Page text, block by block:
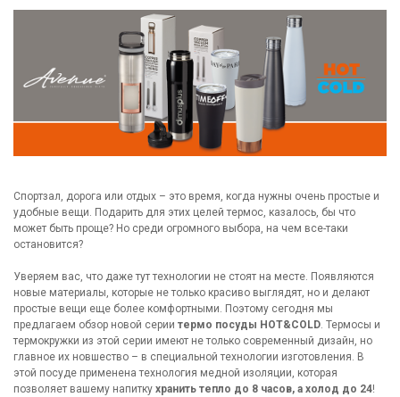
Спортзал, дорога или отдых – это время, когда нужны очень простые и
удобные вещи. Подарить для этих целей термос, казалось, бы что
может быть проще? Но среди огромного выбора, на чем все-таки
остановится?
Уверяем вас, что даже тут технологии не стоят на месте. Появляются
новые материалы, которые не только красиво выглядят, но и делают
простые вещи еще более комфортными. Поэтому сегодня мы
предлагаем обзор новой серии термо посуды HOT&COLD . Термосы и
термокружки из этой серии имеют не только современный дизайн, но
главное их новшество – в специальной технологии изготовления. В
этой посуде применена технология медной изоляции, которая
позволяет вашему напитку хранить тепло до 8 часов, а холод до 24!